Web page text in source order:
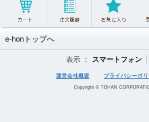
e-honトップへ
表示 ： スマートフォン
運営会社概要 プライバシーポ
Copyright © TOHAN